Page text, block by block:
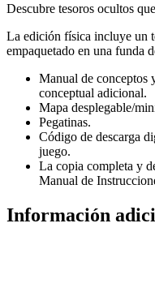
Descubre tesoros ocultos
La edición física incluye un
empaquetado en una funda
Manual de conceptos
conceptual adicional.
Mapa desplegable/
Pegatinas.
Código de descarga
juego.
La copia completa y
Manual de
Información